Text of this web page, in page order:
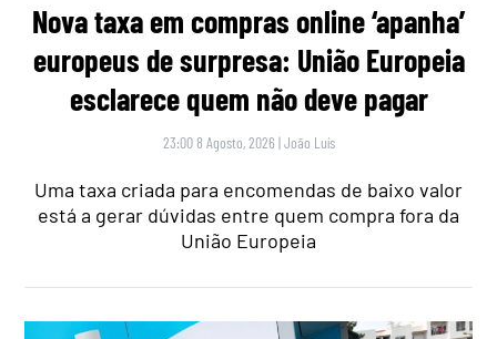
Nova taxa em compras online ‘apanha’
europeus de surpresa: União Europeia
esclarece quem não deve pagar
23:00 8 Agosto, 2026 |João Luís
Uma taxa criada para encomendas de baixo valor
está a gerar dúvidas entre quem compra fora da
União Europeia